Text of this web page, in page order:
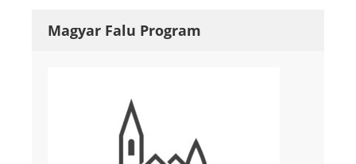
Magyar Falu Program